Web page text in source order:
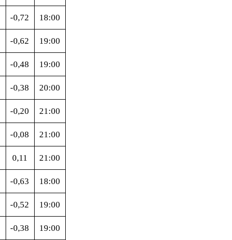
-0,72 18:00
-0,62 19:00
-0,48 19:00
-0,38 20:00
-0,20 21:00
-0,08 21:00
0,11 21:00
-0,63 18:00
-0,52 19:00
-0,38 19:00